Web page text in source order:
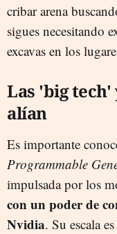
cribar arena
sigues necesitando
excavas en los
Las 'big tech'
alían
Es importante
Programmable
impulsada por los
con un poder de
Nvidia. Su escala